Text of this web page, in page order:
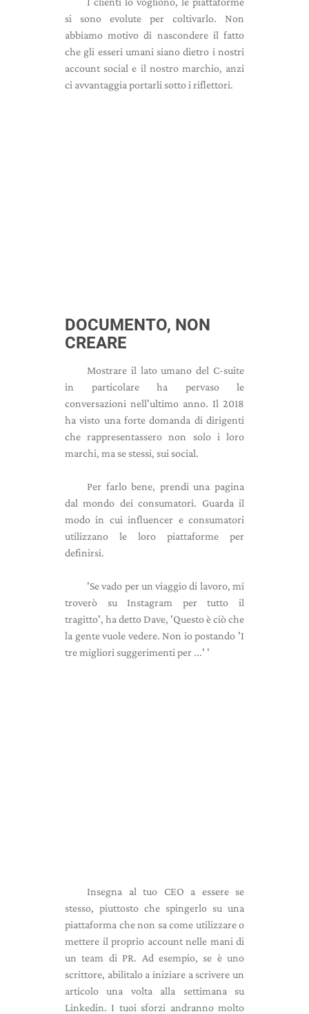
si sono evolute per coltivarlo. Non
abbiamo motivo di nascondere il fatto
che gli esseri umani siano dietro i nostri
account social e il nostro marchio, anzi
ci avvantaggia portarli sotto i riflettori.
DOCUMENTO, NON
CREARE
Mostrare il lato umano del C-suite
in particolare ha pervaso le
conversazioni nell'ultimo anno. Il 2018
ha visto una forte domanda di dirigenti
che rappresentassero non solo i loro
marchi, ma se stessi, sui social.
Per farlo bene, prendi una pagina
dal mondo dei consumatori. Guarda il
modo in cui influencer e consumatori
utilizzano le loro piattaforme per
definirsi.
'Se vado per un viaggio di lavoro, mi
troverò su Instagram per tutto il
tragitto', ha detto Dave, 'Questo è ciò che
la gente vuole vedere. Non io postando 'I
tre migliori suggerimenti per ...' '
Insegna al tuo CEO a essere se
stesso, piuttosto che spingerlo su una
piattaforma che non sa come utilizzare o
mettere il proprio account nelle mani di
un team di PR. Ad esempio, se è uno
scrittore, abilitalo a iniziare a scrivere un
articolo una volta alla settimana su
Linkedin. I tuoi sforzi andranno molto